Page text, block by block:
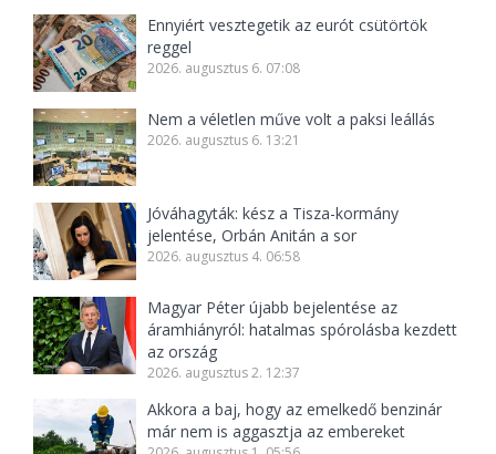
Ennyiért vesztegetik az eurót csütörtök
reggel
2026. augusztus 6. 07:08
Nem a véletlen műve volt a paksi leállás
2026. augusztus 6. 13:21
Jóváhagyták: kész a Tisza-kormány
jelentése, Orbán Anitán a sor
2026. augusztus 4. 06:58
Magyar Péter újabb bejelentése az
áramhiányról: hatalmas spórolásba kezdett
az ország
2026. augusztus 2. 12:37
Akkora a baj, hogy az emelkedő benzinár
már nem is aggasztja az embereket